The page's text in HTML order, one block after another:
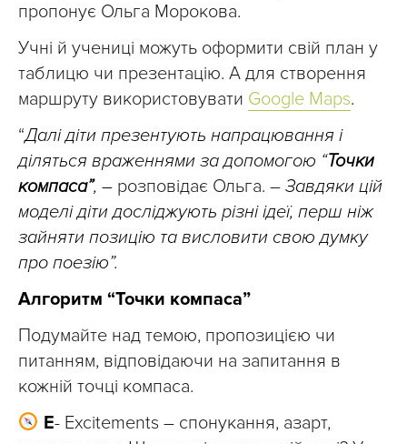
пропонує Ольга Морокова.
Учні й учениці можуть оформити свій план у
таблицю чи презентацію. А для створення
маршруту використовувати Google Maps.
“Далі діти презентують напрацювання і
діляться враженнями за допомогою “Точки
компаса”, – розповідає Ольга. – Завдяки цій
моделі діти досліджують різні ідеї, перш ніж
зайняти позицію та висловити свою думку
про поезію”.
Алгоритм “Точки компаса”
Подумайте над темою, пропозицією чи
питанням, відповідаючи на запитання в
кожній точці компаса.
Е- Excitements – спонукання, азарт,